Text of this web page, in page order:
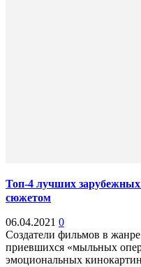
Топ-4 лучших
сюжетом
06.04.2021 0
Создатели фильмов в
приевшихся «мыльных
эмоциональных